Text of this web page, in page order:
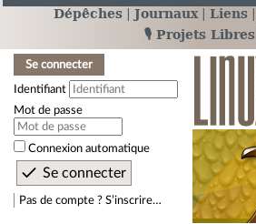
Dépêches Journaux Liens
🎙️ Projets Libres
Se connecter
Identifiant
Mot de passe
Connexion automatique
Pas de compte ? S’inscrire…